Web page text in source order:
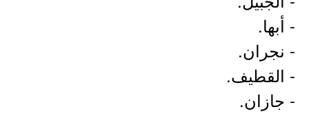
- أبها.
- نجران.
- القطيف.
- جازان.